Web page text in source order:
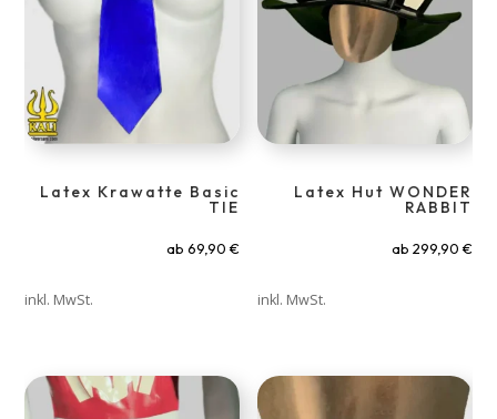
Latex Krawatte Basic
TIE
ab 69,90 €
inkl. MwSt.
Latex Hut WONDER
RABBIT
ab 299,90 €
inkl. MwSt.